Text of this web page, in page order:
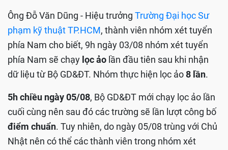
Ông Đỗ Văn Dũng - Hiệu trưởng Trường Đại học Sư
phạm kỹ thuật TP.HCM, thành viên nhóm xét tuyển
phía Nam cho biết, 9h ngày 03/08 nhóm xét tuyển
phía Nam sẽ chạy lọc ảo lần đầu tiên sau khi nhận
dữ liệu từ Bộ GD&ĐT. Nhóm thực hiện lọc ảo8 lần.
5h chiều ngày 05/08, Bộ GD&ĐT mới chạy lọc ảo lần
cuối cùng nên sau đó các trường sẽ lần lượt công bố
điểm chuẩn. Tuy nhiên, do ngày 05/08 trùng với Chủ
Nhật nên có thể các thành viên trong nhóm xét